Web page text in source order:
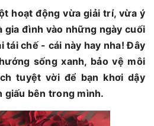
hoạt động vừa giải trí, vừa ý
gia đình vào những ngày cuối
tái chế - cái này hay nha! Đây
sống xanh, bảo vệ môi
tuyệt vời để bạn khơi dậy
giấu bên trong mình.